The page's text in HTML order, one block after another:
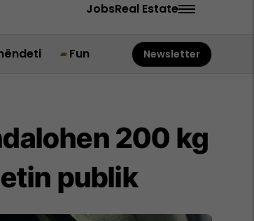
JobsReal Estate
Fun Newsletter
200 kg
publik